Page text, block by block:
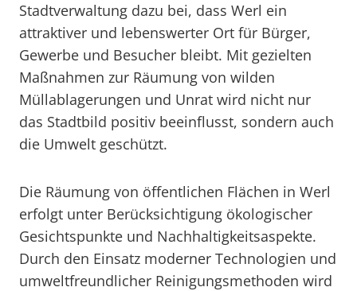
Stadtverwaltung dazu bei, dass Werl ein
attraktiver und lebenswerter Ort für Bürger,
Gewerbe und Besucher bleibt. Mit gezielten
Maßnahmen zur Räumung von wilden
Müllablagerungen und Unrat wird nicht nur
das Stadtbild positiv beeinflusst, sondern auch
die Umwelt geschützt.
Die Räumung von öffentlichen Flächen in Werl
erfolgt unter Berücksichtigung ökologischer
Gesichtspunkte und Nachhaltigkeitsaspekte.
Durch den Einsatz moderner Technologien und
umweltfreundlicher Reinigungsmethoden wird